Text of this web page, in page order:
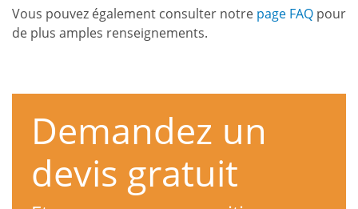
Vous pouvez également consulter notre page FAQ pour
de plus amples renseignements.
Demandez un
devis gratuit